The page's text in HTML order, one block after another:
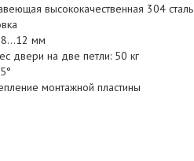
высококачественная 304 сталь
8…12 мм
двери на две петли: 50 кг
монтажной пластины